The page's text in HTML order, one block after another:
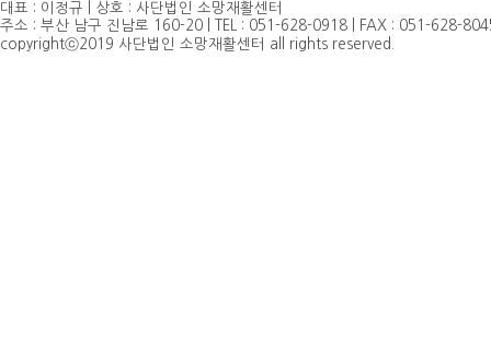
대표 : 이정규 | 상호 : 사단법인 소망재활센터
주소 : 부산 남구 진남로 160-20 | TEL : 051-628-0918 | FAX : 051-628-
copyrightⓒ2019 사단법인 소망재활센터 all rights reserved.